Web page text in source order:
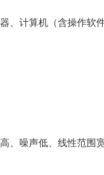
、计算机（含操作软
、噪声低、线性范围